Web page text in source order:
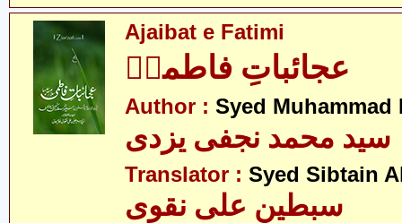
Ajaibat e Fatimi
عجائباتِ فاطمیؑ
Author : Syed Muhammad
سید محمد نجفی یزدی
Translator : Syed Sibtain
سبطین علی نقوی